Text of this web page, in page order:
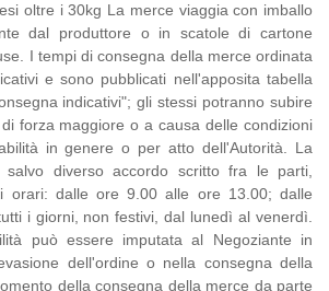
oltre i 30kg La merce viaggia con imballo
dal produttore o in scatole di cartone
I tempi di consegna della merce ordinata
e sono pubblicati nell'apposita tabella
indicativi"; gli stessi potranno subire
forza maggiore o a causa delle condizioni
in genere o per atto dell'Autorità. La
salvo diverso accordo scritto fra le parti,
orari: dalle ore 9.00 alle ore 13.00; dalle
i giorni, non festivi, dal lunedì al venerdì.
può essere imputata al Negoziante in
dell'ordine o nella consegna della
della consegna della merce da parte